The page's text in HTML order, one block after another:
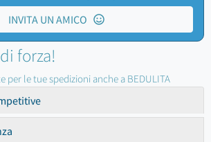
INVITA UN AMICO
forza!
per le tue spedizioni anche a BEDULITA